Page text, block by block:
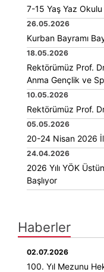
7-15 Yaş Yaz Okulu
26.05.2026
Kurban Bayramı
18.05.2026
Rektörümüz Prof.
Anma Gençlik ve
10.05.2026
Rektörümüz Prof.
05.05.2026
20-24 Nisan 2026
24.04.2026
2026 Yılı YÖK
Başlıyor
Haberler
02.07.2026
100. Yıl Mezunu